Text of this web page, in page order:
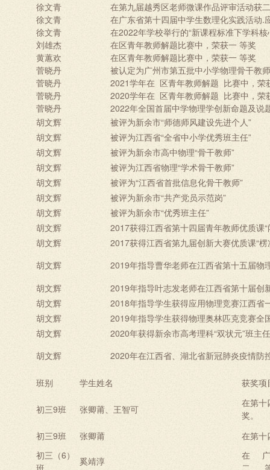
徐文青
在第九届越秀区老师微课作品评审活动获
徐文青
在广东省第十四届中学生数理化实践活动.
徐文青
在2022年学校举行的“新课程标准下学科
刘雄杰
在区青年教师解题比赛中，荣获一 等奖
黄蕙欢
在区青年教师解题比赛中，荣获一 等奖
菅晓丹
被认定为广州市第五批中小学物理骨干教
菅晓丹
2021学年在 区青年教师解题 比赛中，荣
菅晓丹
2020学年在 区青年教师解题 比赛中，荣
菅晓丹
2022年全国首届中学物理学创新命题及说
胡文辉
被评为新余市“师德师风建设先进个人”
胡文辉
被评为江西省“全省中小学优秀班主任”
胡文辉
被评为新余市高中物理“骨干教师”
胡文辉
被评为江西省物理“学术骨干教师”
胡文辉
被评为“江西省首批信息化骨干教师”
胡文辉
被评为新余市“共产党员示范岗”
胡文辉
被评为新余市“优秀班主任”
胡文辉
2017获得江西省第十四届青年教师优质课
胡文辉
2017获得江西省第九届创新大赛优质课“
胡文辉
2019年指导曹华老师在江西省第十五届物
胡文辉
2019年指导叶志发老师在江西省第十届创
胡文辉
2018年指导学生获得应用物理竞赛江西省
胡文辉
2019年指导学生获得物理奥林匹克竞赛全
胡文辉
2020年获得新余市高考理科“双状元”班主任
胡文辉
2020年在江西省、湖北省新冠肺炎疫情防
班别 学生姓名 获奖项
初三9班 张卿莆、王智可
在第十
奖。
初三9班 张卿莆
在第十
初三（6）
班
奚靖淳 在
二